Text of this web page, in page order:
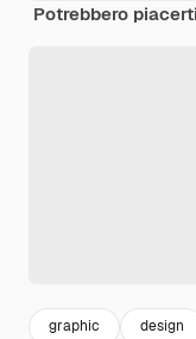
Potrebbero
graphic design